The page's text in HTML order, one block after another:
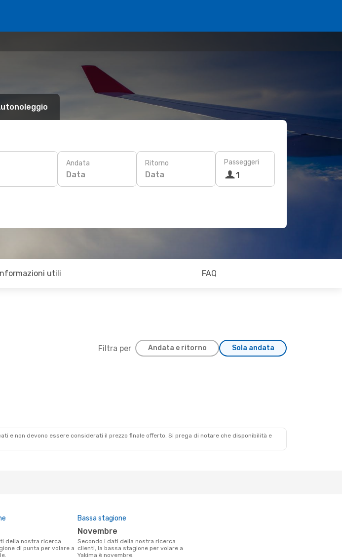
Andata
Data
Ritorno
Data
Passeggeri
1
utili FAQ
Filtra per Andata e ritorno Sola andata
e non devono essere considerati il ​​prezzo finale offerto. Si prega di notare che disponibilità e
di punta per volare a
Bassa stagione
novembre
Secondo i dati della nostra ricerca
clienti, la bassa stagione per volare a
Yakima è novembre.